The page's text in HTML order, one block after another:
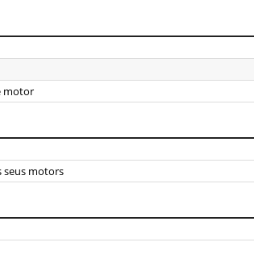
motor
seus motors